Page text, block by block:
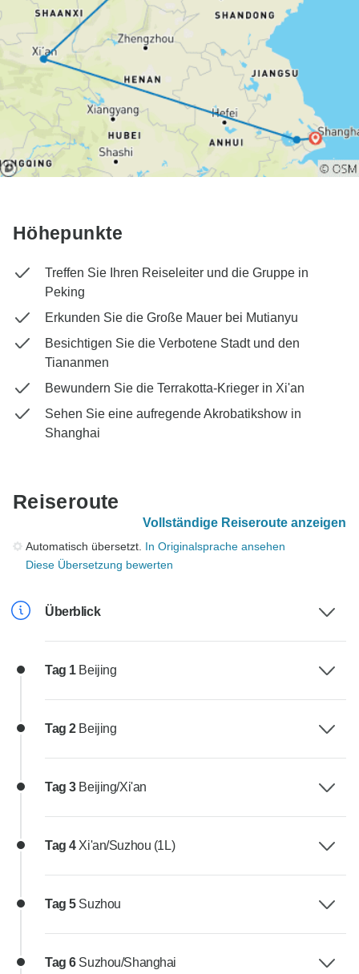
Höhepunkte
Treffen Sie Ihren Reiseleiter und die Gruppe in
Peking
Erkunden Sie die Große Mauer bei Mutianyu
Besichtigen Sie die Verbotene Stadt und den
Tiananmen
Bewundern Sie die Terrakotta-Krieger in Xi'an
Sehen Sie eine aufregende Akrobatikshow in
Shanghai
Reiseroute
Vollständige Reiseroute anzeigen
Automatisch übersetzt. In Originalsprache ansehen
Diese Übersetzung bewerten
Überblick
Tag 1 Beijing
Tag 2 Beijing
Tag 3 Beijing/Xi'an
Tag 4 Xi'an/Suzhou (1L)
Tag 5 Suzhou
Tag 6 Suzhou/Shanghai